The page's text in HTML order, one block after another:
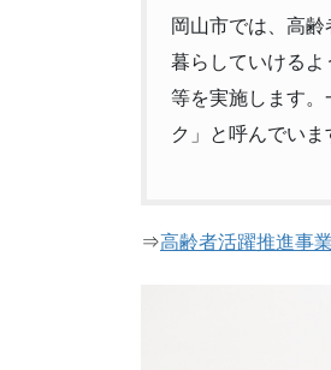
岡山市では、高
暮らしていける
等を実施します
ク」と呼んでいま
⇒高齢者活躍推進事